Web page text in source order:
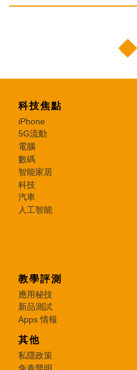
科技焦點
iPhone
5G流動
電腦
數碼
智能家居
科技
汽車
人工智能
教學評測
應用秘技
新品測試
Apps 情報
其他
私隱政策
免責聲明